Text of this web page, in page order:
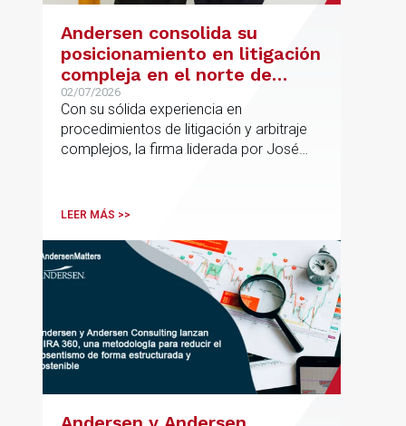
Andersen consolida su
posicionamiento en litigación
compleja en el norte de
España con la incorporación
de Rebeca Larena
02/07/2026
Con su sólida experiencia en
procedimientos de litigación y arbitraje
complejos, la firma liderada por José
posicionamiento en asesoramiento
LEER MÁS >>